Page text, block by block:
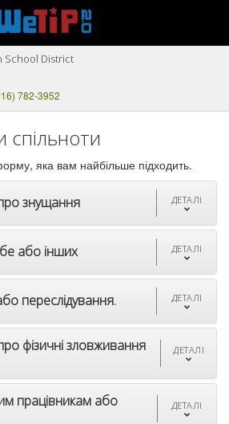
School District
782-3952
спільноти
яка вам найбільше підходить.
знущання ДЕТАЛІ
або інших ДЕТАЛІ
переслідування. ДЕТАЛІ
фізичні зловживання ДЕТАЛІ
працівникам або ДЕТАЛІ